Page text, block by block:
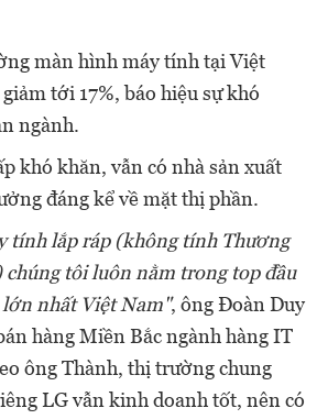
màn hình máy tính tại Việt
tới 17%, báo hiệu sự khó
ngành.
khó khăn, vẫn có nhà sản xuất
đáng kể về mặt thị phần.
tính lắp ráp (không tính Thương
chúng tôi luôn nằm trong top đầu
nhất Việt Nam", ông Đoàn Duy
hàng Miền Bắc ngành hàng IT
ông Thành, thị trường chung
LG vẫn kinh doanh tốt, nên có